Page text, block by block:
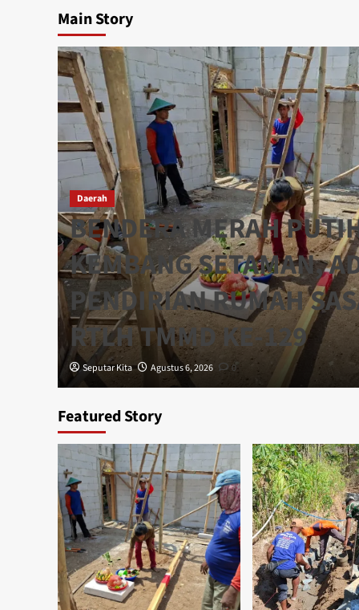
Main Story
Daerah
BENDERA MERAH
KEMBANG SETAMAN,
PENDIRIAN RUMAH
RTLH TMMD KE-129
Seputar Kita Agustus 6, 2026 0
Featured Story